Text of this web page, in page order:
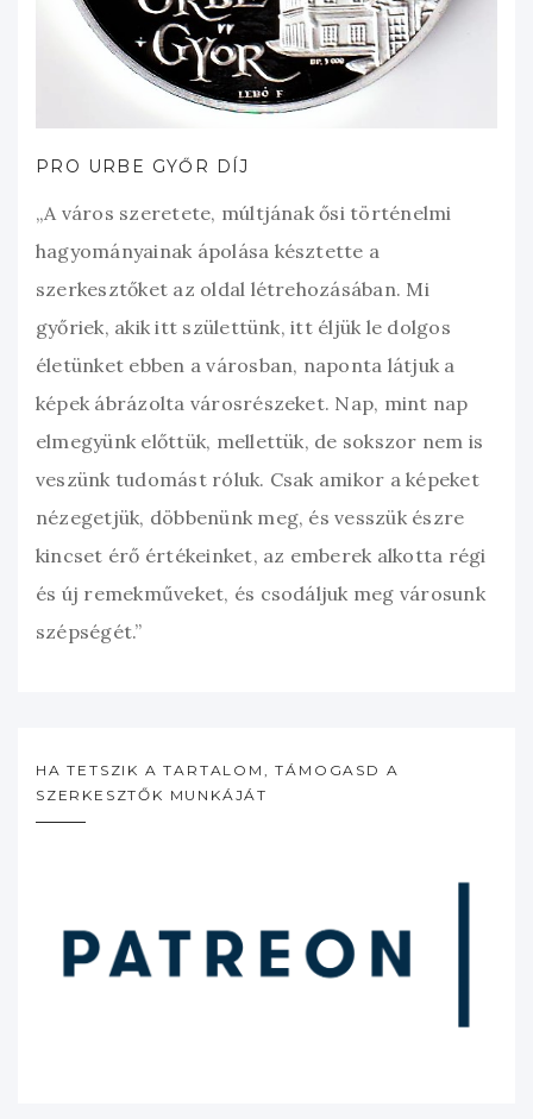
PRO URBE GYŐR DÍJ
„A város szeretete, múltjának ősi történelmi
hagyományainak ápolása késztette a
szerkesztőket az oldal létrehozásában. Mi
győriek, akik itt születtünk, itt éljük le dolgos
életünket ebben a városban, naponta látjuk a
képek ábrázolta városrészeket. Nap, mint nap
elmegyünk előttük, mellettük, de sokszor nem is
veszünk tudomást róluk. Csak amikor a képeket
nézegetjük, döbbenünk meg, és vesszük észre
kincset érő értékeinket, az emberek alkotta régi
és új remekműveket, és csodáljuk meg városunk
szépségét.”
HA TETSZIK A TARTALOM, TÁMOGASD A
SZERKESZTŐK MUNKÁJÁT